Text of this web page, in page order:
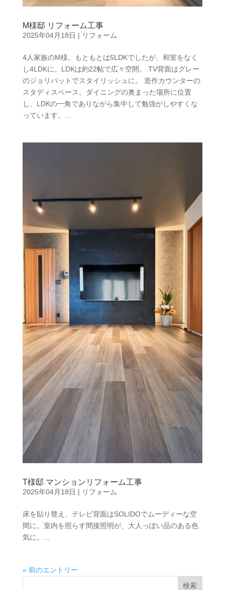
M様邸 リフォーム工事
2025年04月18日 | リフォーム
4人家族のM様。もともとは5LDKでしたが、和室をなく
し4LDKに。LDKは約22帖で広々空間。 TV背面はグレー
のジョリパットでスタイリッシュに。 造作カウンターの
スタディスペース。ダイニングの奥まった場所に位置
し、LDKの一角でありながら集中して勉強がしやすくな
っています。...
T様邸 マンションリフォーム工事
2025年04月18日 | リフォーム
床を貼り替え、テレビ背面はSOLIDOでムーディーな空
間に。室内を照らす間接照明が、大人っぽい品のある色
気に。...
« 前のエントリー
検索